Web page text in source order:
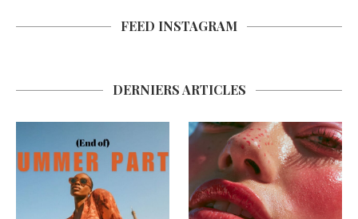
FEED INSTAGRAM
DERNIERS ARTICLES